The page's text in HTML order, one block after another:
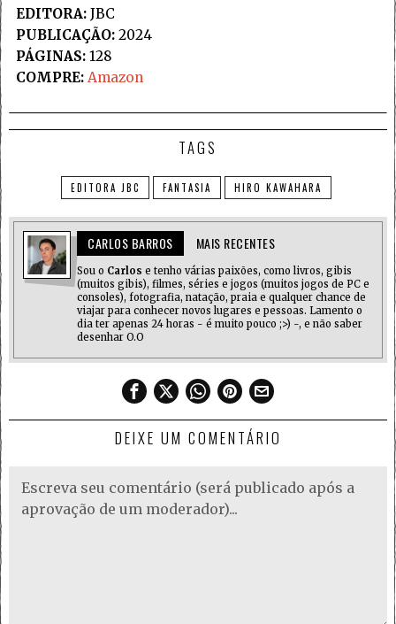
EDITORA:JBC
PUBLICAÇÃO:2024
PÁGINAS:128
COMPRE: Amazon
TAGS
EDITORA JBC FANTASIA HIRO KAWAHARA
CARLOS BARROS MAIS RECENTES
Sou o Carlos e tenho várias paixões, como livros, gibis
(muitos gibis), filmes, séries e jogos (muitos jogos de PC e
consoles), fotografia, natação, praia e qualquer chance de
viajar para conhecer novos lugares e pessoas. Lamento o
dia ter apenas 24 horas - é muito pouco ;>) -, e não saber
desenhar O.O
DEIXE UM COMENTÁRIO